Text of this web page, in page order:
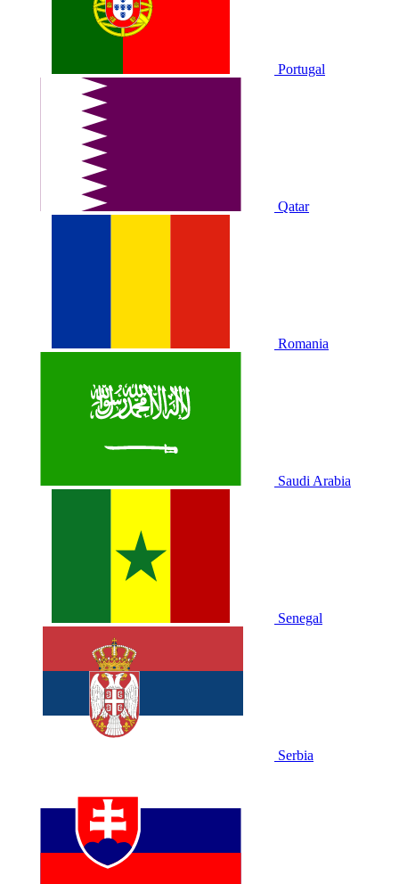
Portugal
Qatar
Romania
Saudi Arabia
Senegal
Serbia